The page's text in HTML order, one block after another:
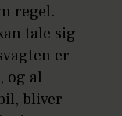
regel.
tale sig
er
og al
bliver